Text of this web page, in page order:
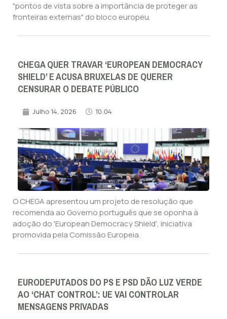
"pontos de vista sobre a importância de proteger as
fronteiras externas" do bloco europeu.
CHEGA QUER TRAVAR ‘EUROPEAN DEMOCRACY
SHIELD’ E ACUSA BRUXELAS DE QUERER
CENSURAR O DEBATE PÚBLICO
Julho 14, 2026 10:04
O CHEGA apresentou um projeto de resolução que
recomenda ao Governo português que se oponha à
adoção do 'European Democracy Shield', iniciativa
promovida pela Comissão Europeia.
EURODEPUTADOS DO PS E PSD DÃO LUZ VERDE
AO ‘CHAT CONTROL’: UE VAI CONTROLAR
MENSAGENS PRIVADAS